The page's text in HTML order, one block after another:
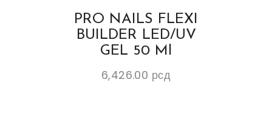
PRO NAILS FLEXI
BUILDER LED/UV
GEL 50 Ml
6,426.00 рсд